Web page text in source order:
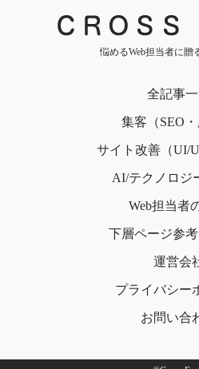
悩めるWeb担当者に贈
全記事
集客（SEO・
サイト改善（UI/
AI/テクノロジ
Web担当者
下層ページ参
運営会
プライバシー
お問い合